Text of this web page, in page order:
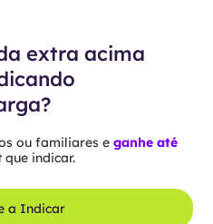
extra acima
ou familiares eganhe até
indicar.
a Indicar